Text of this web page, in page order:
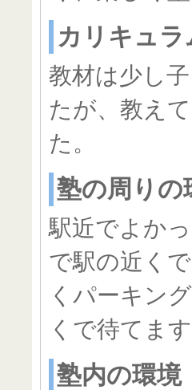
カリキュラ
教材は少し
たが、教え
た。
塾の周りの
駅近でよか
で駅の近く
くパーキン
くで待てます
塾内の環境